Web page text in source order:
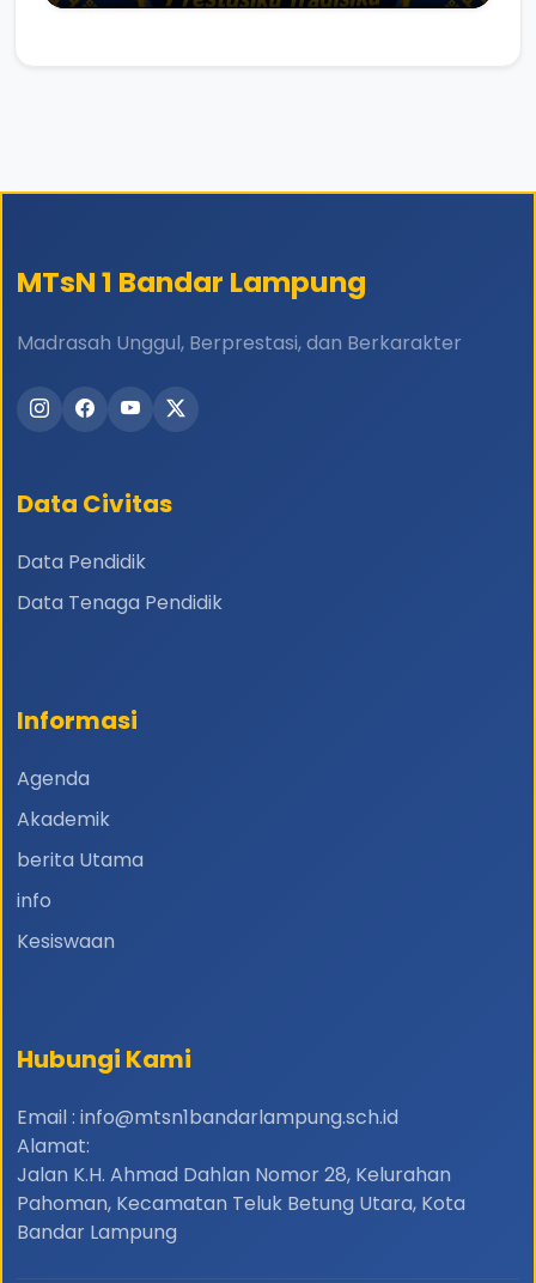
MTsN 1 Bandar Lampung
Madrasah Unggul, Berprestasi, dan Berkarakter
Data Civitas
Data Pendidik
Data Tenaga Pendidik
Informasi
Agenda
Akademik
berita Utama
info
Kesiswaan
Hubungi Kami
Email : info@mtsn1bandarlampung.sch.id
Alamat:
Jalan K.H. Ahmad Dahlan Nomor 28, Kelurahan
Pahoman, Kecamatan Teluk Betung Utara, Kota
Bandar Lampung